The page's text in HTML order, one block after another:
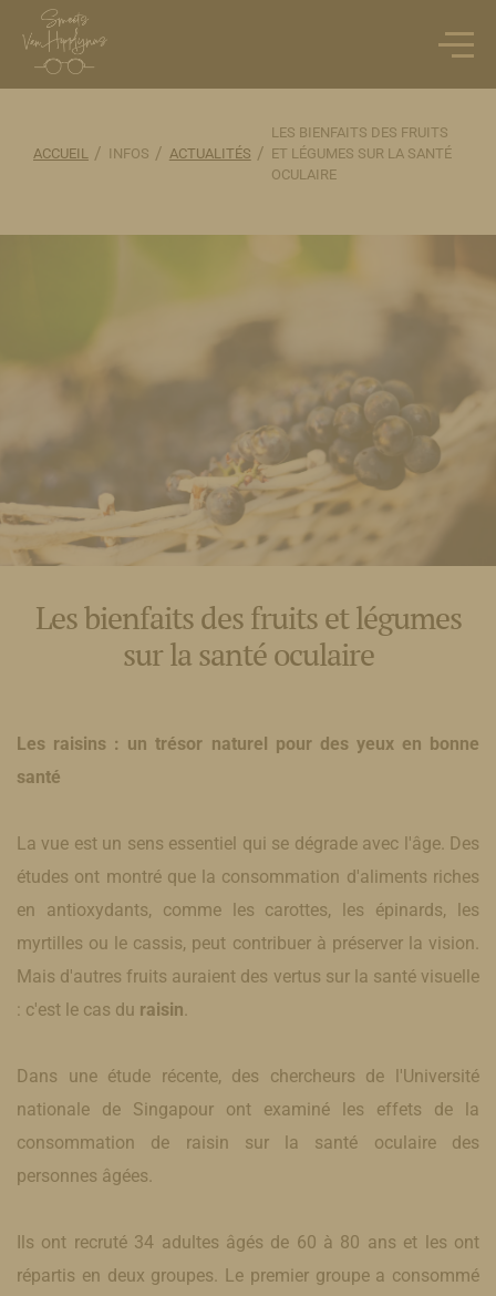
ACCUEIL / INFOS / ACTUALITÉS /
LES BIENFAITS DES FRUITS
ET LÉGUMES SUR LA SANTÉ
OCULAIRE
Les bienfaits des fruits et légumes
sur la santé oculaire
Les raisins : un trésor naturel pour des yeux en bonne
santé
La vue est un sens essentiel qui se dégrade avec l'âge. Des
études ont montré que la consommation d'aliments riches
en antioxydants, comme les carottes, les épinards, les
myrtilles ou le cassis, peut contribuer à préserver la vision.
Mais d'autres fruits auraient des vertus sur la santé visuelle
: c'est le cas du raisin
Dans une étude récente, des chercheurs de l'Université
nationale de Singapour ont examiné les effets de la
consommation de raisin sur la santé oculaire des
personnes âgées.
Ils ont recruté 34 adultes âgés de 60 à 80 ans et les ont
répartis en deux groupes. Le premier groupe a consommé